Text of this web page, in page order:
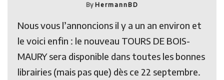
By HermannBD
Nous vous l’annoncions il y a un an environ et
le voici enfin : le nouveau TOURS DE BOIS-
MAURY sera disponible dans toutes les bonnes
librairies (mais pas que) dès ce 22 septembre.